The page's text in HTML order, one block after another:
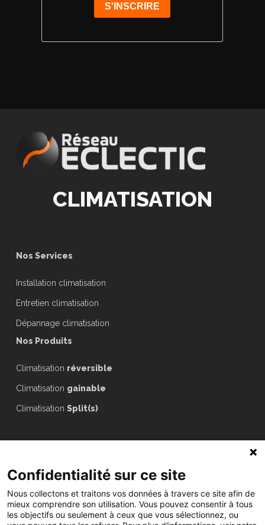
CLIMATISATION
Nos Services
Installation climatisation
Entretien climatisation
Dépannage climatisation
Nos Produits
Climatisation réversible
Climatisation gainable
Climatisation Split(s)
Les entreprises du Réseau Eclectic
PELLETREAU à Mareuil sur lay
SYSTEO ENERGIES à La Roche sur yon
Confidentialité sur ce site
Nous collectons et traitons vos données à travers ce site afin de
mieux comprendre son utilisation. Vous pouvez consentir à tous
les objectifs ou seulement à ceux que vous sélectionnez, ou